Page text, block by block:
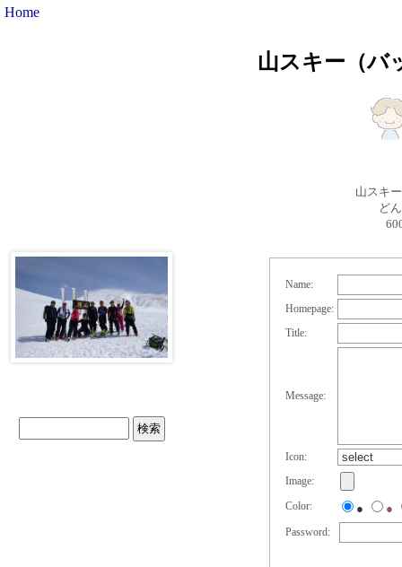
Home
山スキー（バ
山スキ
ど
Name:
Homepage:
Title:
Message:
Icon:
Image:
Color:
● ●
Password: